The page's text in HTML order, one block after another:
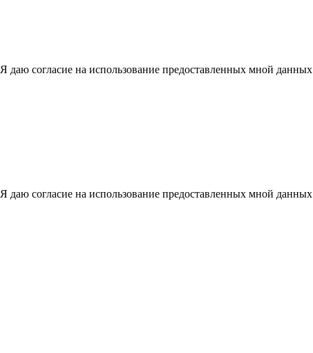
Я даю согласие на использование предоставленных мной данных
Я даю согласие на использование предоставленных мной данных